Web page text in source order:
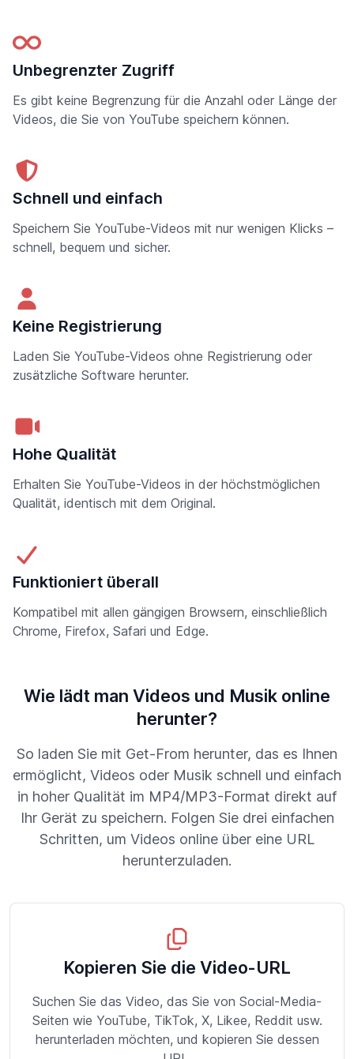
Unbegrenzter Zugriff
Es gibt keine Begrenzung für die Anzahl oder Länge der
Videos, die Sie von YouTube speichern können.
Schnell und einfach
Speichern Sie YouTube-Videos mit nur wenigen Klicks –
schnell, bequem und sicher.
Keine Registrierung
Laden Sie YouTube-Videos ohne Registrierung oder
zusätzliche Software herunter.
Hohe Qualität
Erhalten Sie YouTube-Videos in der höchstmöglichen
Qualität, identisch mit dem Original.
Funktioniert überall
Kompatibel mit allen gängigen Browsern, einschließlich
Chrome, Firefox, Safari und Edge.
Wie lädt man Videos und Musik online
herunter?
So laden Sie mit Get-From herunter, das es Ihnen
ermöglicht, Videos oder Musik schnell und einfach
in hoher Qualität im MP4/MP3-Format direkt auf
Ihr Gerät zu speichern. Folgen Sie drei einfachen
Schritten, um Videos online über eine URL
herunterzuladen.
Kopieren Sie die Video-URL
Suchen Sie das Video, das Sie von Social-Media-
Seiten wie YouTube, TikTok, X, Likee, Reddit usw.
herunterladen möchten, und kopieren Sie dessen